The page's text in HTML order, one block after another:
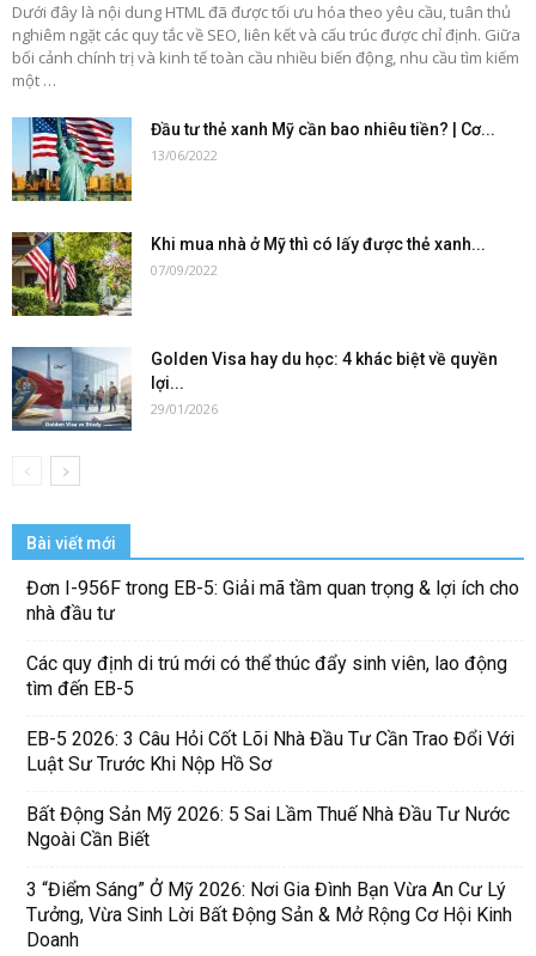
Dưới đây là nội dung HTML đã được tối ưu hóa theo yêu cầu, tuân thủ
nghiêm ngặt các quy tắc về SEO, liên kết và cấu trúc được chỉ định. Giữa
bối cảnh chính trị và kinh tế toàn cầu nhiều biến động, nhu cầu tìm kiếm
một …
Đầu tư thẻ xanh Mỹ cần bao nhiêu tiền? | Cơ...
13/06/2022
Khi mua nhà ở Mỹ thì có lấy được thẻ xanh...
07/09/2022
Golden Visa hay du học: 4 khác biệt về quyền
lợi...
29/01/2026
Bài viết mới
Đơn I-956F trong EB-5: Giải mã tầm quan trọng & lợi ích cho
nhà đầu tư
Các quy định di trú mới có thể thúc đẩy sinh viên, lao động
tìm đến EB-5
EB-5 2026: 3 Câu Hỏi Cốt Lõi Nhà Đầu Tư Cần Trao Đổi Với
Luật Sư Trước Khi Nộp Hồ Sơ
Bất Động Sản Mỹ 2026: 5 Sai Lầm Thuế Nhà Đầu Tư Nước
Ngoài Cần Biết
3 “Điểm Sáng” Ở Mỹ 2026: Nơi Gia Đình Bạn Vừa An Cư Lý
Tưởng, Vừa Sinh Lời Bất Động Sản & Mở Rộng Cơ Hội Kinh
Doanh